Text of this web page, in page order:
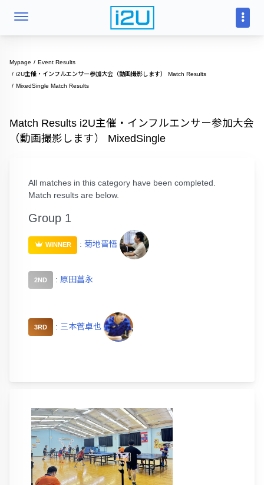
Mypage
Event Results
i2U主催・インフルエンサー参加大会（動画撮影します） Match Results
MixedSingle Match Results
Match Results i2U主催・インフルエンサー参加大会
（動画撮影します） MixedSingle
All matches in this category have been completed.
Match results are below.
Group 1
WINNER : 菊地晋悟
2ND : 原田菖永
3RD : 三本菅卓也